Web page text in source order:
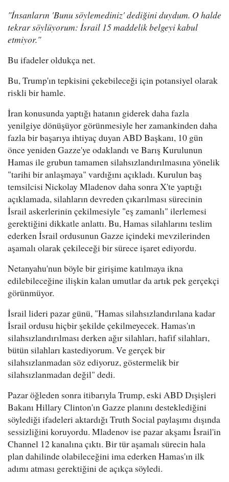
"İnsanların 'Bunu söylemediniz' dediğini duydum. O halde
tekrar söylüyorum: İsrail 15 maddelik belgeyi kabul
etmiyor."
Bu ifadeler oldukça net.
Bu, Trump'ın tepkisini çekebileceği için potansiyel olarak
riskli bir hamle.
İran konusunda yaptığı hatanın giderek daha fazla
yenilgiye dönüşüyor görünmesiyle her zamankinden daha
fazla bir başarıya ihtiyaç duyan ABD Başkanı, 10 gün
önce yeniden Gazze'ye odaklandı ve Barış Kurulunun
Hamas ile grubun tamamen silahsızlandırılmasına yönelik
"tarihi bir anlaşmaya" vardığını açıkladı. Kurulun baş
temsilcisi Nickolay Mladenov daha sonra X'te yaptığı
açıklamada, silahların devreden çıkarılması sürecinin
İsrail askerlerinin çekilmesiyle "eş zamanlı" ilerlemesi
gerektiğini dikkatle anlattı. Bu, Hamas silahlarını teslim
ederken İsrail ordusunun Gazze içindeki mevzilerinden
aşamalı olarak çekileceği bir sürece işaret ediyordu.
Netanyahu'nun böyle bir girişime katılmaya ikna
edilebileceğine ilişkin kalan umutlar da artık pek gerçekçi
görünmüyor.
İsrail lideri pazar günü, "Hamas silahsızlandırılana kadar
İsrail ordusu hiçbir şekilde çekilmeyecek. Hamas'ın
silahsızlandırılması derken ağır silahları, hafif silahları,
bütün silahları kastediyorum. Ve gerçek bir
silahsızlanmadan söz ediyoruz, göstermelik bir
silahsızlanmadan değil" dedi.
Pazar öğleden sonra itibarıyla Trump, eski ABD Dışişleri
Bakanı Hillary Clinton'ın Gazze planını desteklediğini
söylediği ifadeleri aktardığı Truth Social paylaşımı dışında
sessizliğini koruyordu. Mladenov ise pazar akşamı İsrail'in
Channel 12 kanalına çıktı. Bir tür aşamalı sürecin hala
plan dahilinde olabileceğini ima ederken Hamas'ın ilk
adımı atması gerektiğini de açıkça söyledi.